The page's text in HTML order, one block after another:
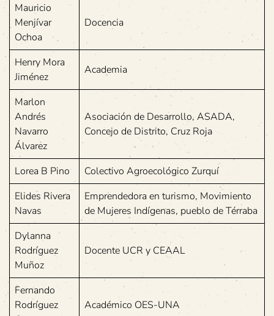
Mauricio
Menjívar
Ochoa
Docencia
Henry Mora
Jiménez
Academia
Marlon
Andrés
Navarro
Álvarez
Asociación de Desarrollo, ASADA,
Concejo de Distrito, Cruz Roja
Lorea B Pino
Colectivo Agroecológico Zurquí
Elides Rivera
Navas
Emprendedora en turismo, Movimiento
de Mujeres Indígenas, pueblo de Térraba
Dylanna
Rodríguez
Muñoz
Docente UCR y CEAAL
Fernando
Rodríguez
Académico OES-UNA